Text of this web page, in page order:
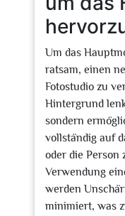
Um das
ratsam, einen
Fotostudio zu
Hintergrund
sondern
vollständig auf
oder die Person
Verwendung
werden
minimiert, was